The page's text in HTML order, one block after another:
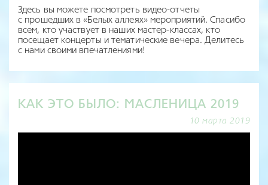
Здесь вы можете посмотреть видео-отчеты
с прошедших в «Белых аллеях» мероприятий. Спасибо
всем, кто участвует в наших мастер-классах, кто
посещает концерты и тематические вечера. Делитесь
с нами своими впечатлениями!
КАК ЭТО БЫЛО: МАСЛЕНИЦА 2019
10 марта 2019